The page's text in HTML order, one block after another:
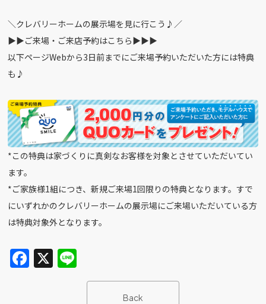
＼クレバリーホームの展示場を見に行こう♪／
▶︎▶︎ご来場・ご来店予約はこちら▶︎▶︎▶︎
以下ページWebから3日前までにご来場予約いただいた方には特典
も♪
*この特典は家づくりに真剣なお客様を対象とさせていただいてい
ます。
*ご家族様1組につき、新規ご来場1回限りの特典となります。すで
にいずれかのクレバリーホームの展示場にご来場いただいている方
は特典対象外となります。
F X
n
Back